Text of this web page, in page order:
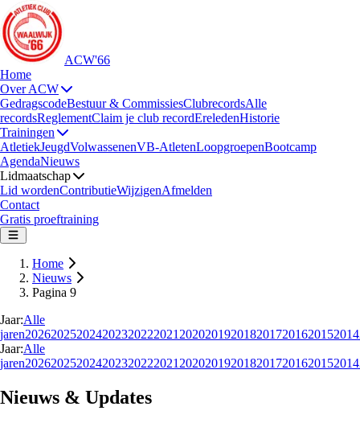
ACW'66
Home
Over ACW
GedragscodeBestuur & CommissiesClubrecordsAlle
recordsReglementClaim je club recordEreledenHistorie
Trainingen
AtletiekJeugdVolwassenenVB-AtletenLoopgroepenBootcamp
AgendaNieuws
Lidmaatschap
Lid wordenContributieWijzigenAfmelden
Contact
Gratis proeftraining
Home
Nieuws
Pagina 9
Jaar:Alle
jaren202620252024202320222021 2020201920182017201620152014
Jaar:Alle
jaren202620252024202320222021 2020201920182017201620152014
Nieuws & Updates